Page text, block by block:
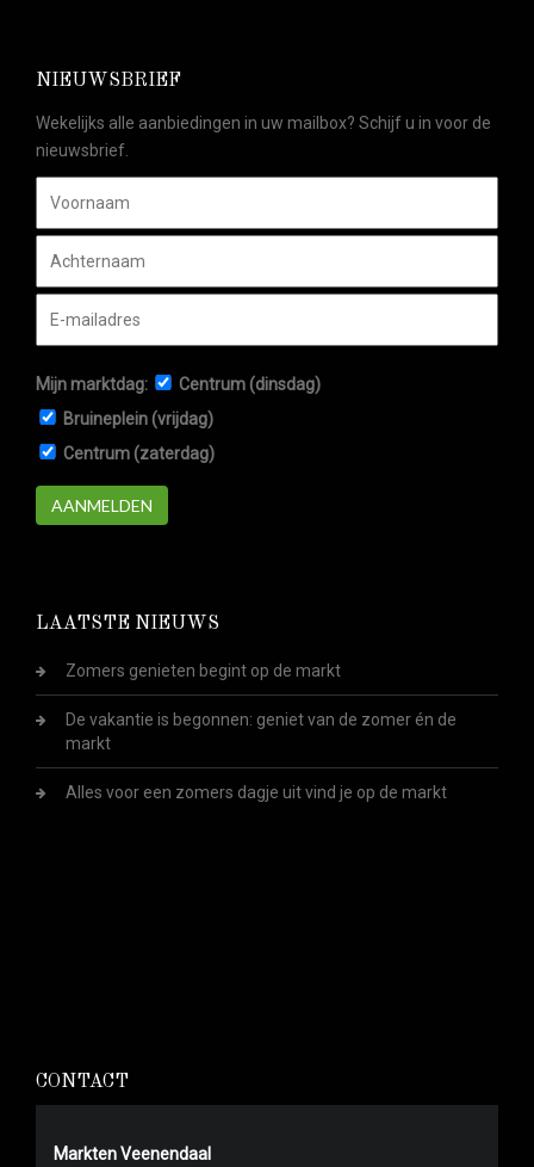
NIEUWSBRIEF
Wekelijks alle aanbiedingen in uw mailbox? Schijf u in voor de
nieuwsbrief.
Mijn marktdag:
Centrum (dinsdag)
Bruineplein (vrijdag)
Centrum (zaterdag)
AANMELDEN
LAATSTE NIEUWS
Zomers genieten begint op de markt
De vakantie is begonnen: geniet van de zomer én de
markt
Alles voor een zomers dagje uit vind je op de markt
CONTACT
Markten Veenendaal